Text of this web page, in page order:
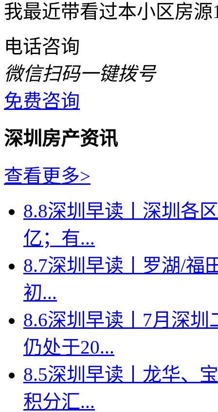
我最近带看过本小区房
电话咨询
微信扫码一键拨号
免费咨询
深圳房产资讯
查看更多>
8.8深圳早读丨深圳各
亿；有...
8.7深圳早读丨罗湖/福
初...
8.6深圳早读丨7月深
仍处于20...
8.5深圳早读丨龙华、
积分汇...